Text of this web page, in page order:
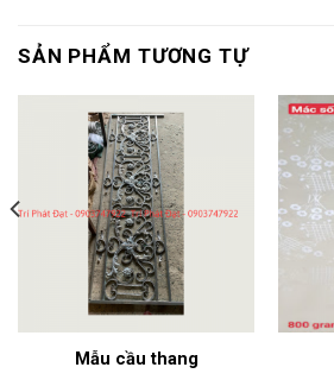
SẢN PHẨM TƯƠNG TỰ
Mẫu cầu thang